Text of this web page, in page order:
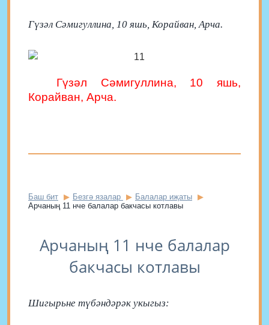
Гүзәл Сәмигуллина, 10 яшь, Корайван, Арча.
Гүзәл Сәмигуллина, 10 яшь,
Корайван, Арча.
Баш бит Безгә язалар
Балалар иҗаты
Арчаның 11 нче балалар бакчасы котлавы
Арчаның 11 нче балалар
бакчасы котлавы
Шигырьне түбәндәрәк укыгыз: